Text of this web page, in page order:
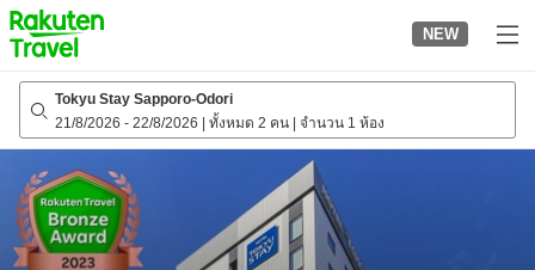
to
top
page
NEW
Tokyu Stay Sapporo-Odori
21/8/2026 - 22/8/2026 ทั้งหมด 2 คน จำนวน 1 ห้อง